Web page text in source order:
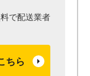
で配送業者
ちら